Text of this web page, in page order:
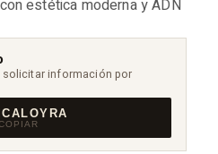
estética moderna y ADN
información por